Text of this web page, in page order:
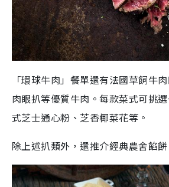
「環球牛肉」餐單還有法國草飼牛
肉眼扒等優質牛肉。每款菜式可挑
式芝士通心粉、芝香椰菜花等。
除上述扒類外，還推介經典農舍餡